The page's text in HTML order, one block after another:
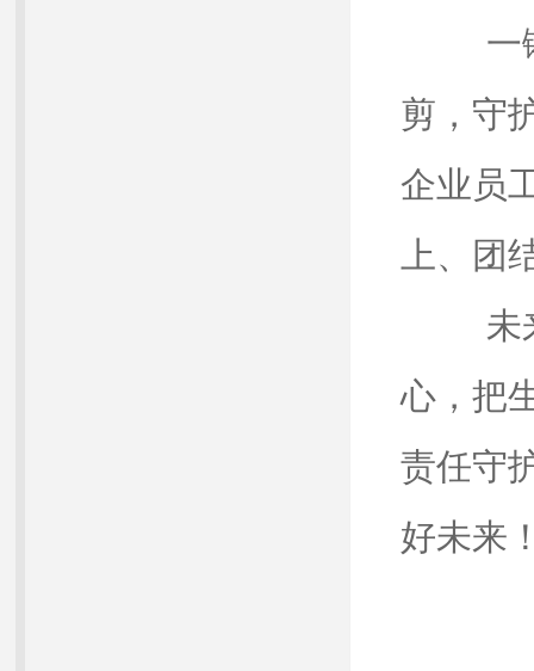
一锹
剪，守
企业员
上、团
未来
心，把
责任守
好未来